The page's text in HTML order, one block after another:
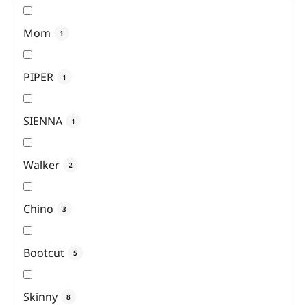
Mom 1
PIPER 1
SIENNA 1
Walker 2
Chino 3
Bootcut 5
Skinny 8